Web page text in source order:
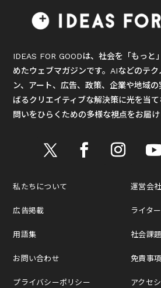
IDEAS FOR GOODは、社会を「もっと
めたウェブマガジンです。AIなどのテ
ン、アート、広告、政策、企業や地域
ばるクリエイティブな解決策に光を当
問いをひらくための多様な視点をお届け
私たちについて
広告掲載
用語集
お問い合わせ
プライバシーポリシー
運営会社
ライタ
社会課
免責事項
アクセ